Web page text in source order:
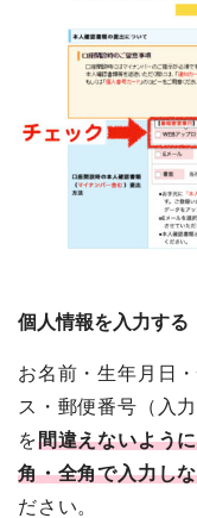
個人情報を入力する
お名前・生年月日
ス・郵便番号（入
を間違えないよう
角・全角で入力し
ださい。